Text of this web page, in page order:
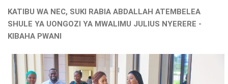
KATIBU WA NEC, SUKI RABIA ABDALLAH ATEMBELEA
SHULE YA UONGOZI YA MWALIMU JULIUS NYERERE -
KIBAHA PWANI